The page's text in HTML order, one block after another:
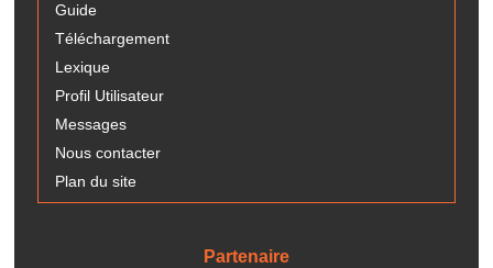
Guide
Téléchargement
Lexique
Profil Utilisateur
Messages
Nous contacter
Plan du site
Partenaire